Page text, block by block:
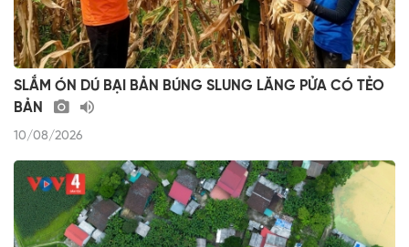
SLẮM ÓN DÚ BẠI BẢN BÚNG SLUNG LĂNG PỬA CÓ TẺO
BẢN
10/08/2026